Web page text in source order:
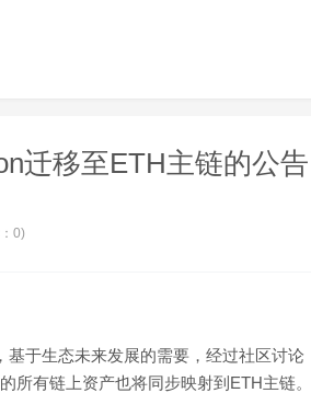
迁移至ETH主链的公告
0)
于生态未来发展的需要，经过社区讨论
所有链上资产也将同步映射到ETH主链。